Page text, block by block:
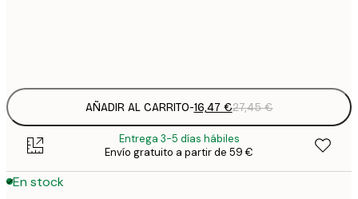
AÑADIR AL CARRITO-16,47 €27,45 €
Entrega 3-5 días hábiles
Envío gratuito a partir de 59 €
En stock